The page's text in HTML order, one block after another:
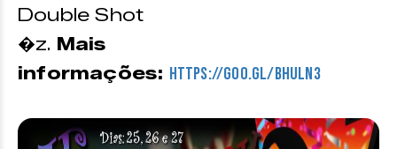
Double Shot
�z. Mais
informações: https://goo.gl/BHULN3